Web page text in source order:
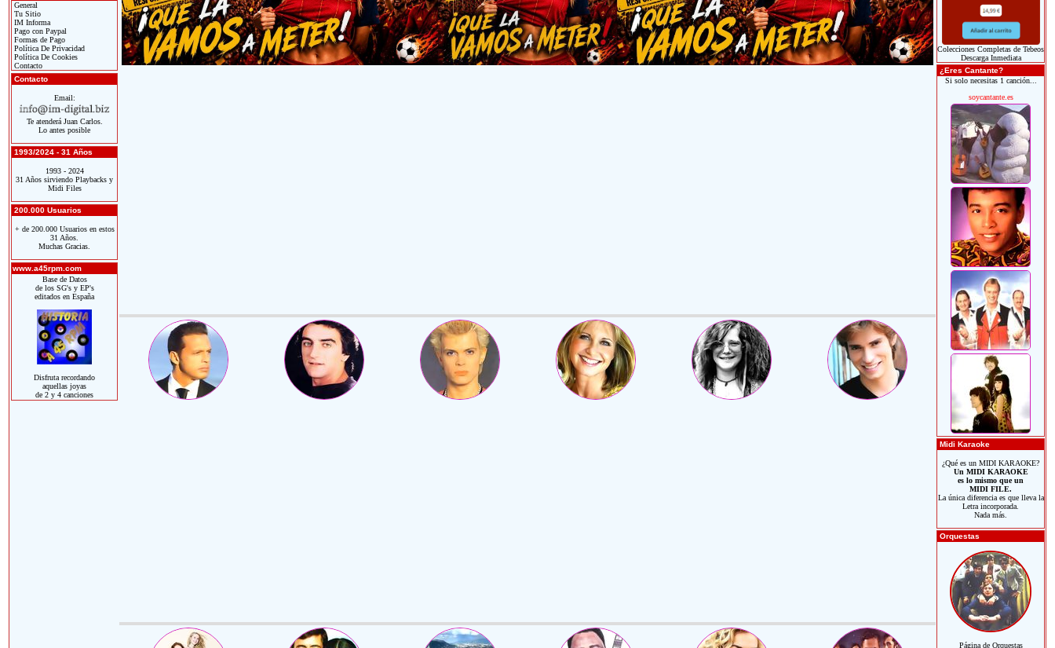
General
Tu Sitio
IM Informa
Pago con Paypal
Formas de Pago
Política De Privacidad
Política De Cookies
Contacto
Contacto
Email:
Te atenderá Juan Carlos.
Lo antes posible
1993/2024 - 31 Años
1993 - 2024
31 Años sirviendo Playbacks y
Midi Files
200.000 Usuarios
+ de 200.000 Usuarios en estos
31 Años.
Muchas Gracias.
www.a45rpm.com
Base de Datos
de los SG's y EP's
editados en España
Disfruta recordando
aquellas joyas
de 2 y 4 canciones
Colecciones Completas de Tebeos
Descarga Inmediata
¿Eres Cantante?
Si solo necesitas 1 canción...
soycantante.es
Midi Karaoke
¿Qué es un MIDI KARAOKE?
Un MIDI KARAOKE
es lo mismo que un
MIDI FILE.
La única diferencia es que lleva la
Letra incorporada.
Nada más.
Orquestas
Página de Orquestas